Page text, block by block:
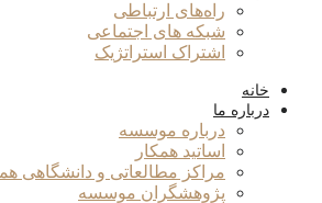
راه‌های ارتباطی
شبکه های اجتماعی
اشتراک استراتژیک
خانه
درباره ما
درباره موسسه
اساتید همکار
مراکز مطالعاتی و دانشگاهی
پژوهشگران موسسه